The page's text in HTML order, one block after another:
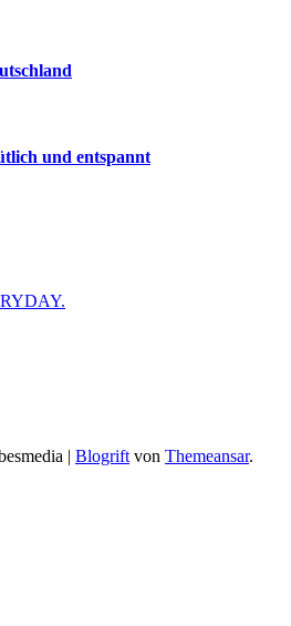
und entspannt
| Blogrift von Themeansar.